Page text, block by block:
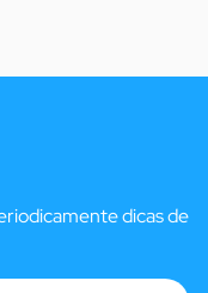
dicas de